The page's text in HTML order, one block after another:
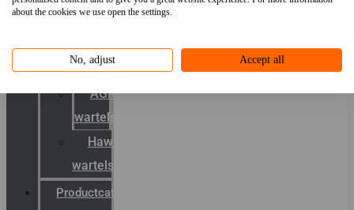
about the cookies we use open the settings.
No, adjust Accept all
mobility
schermstromen
AGRO
wartels
Hawke
wartels
Productcatalogus